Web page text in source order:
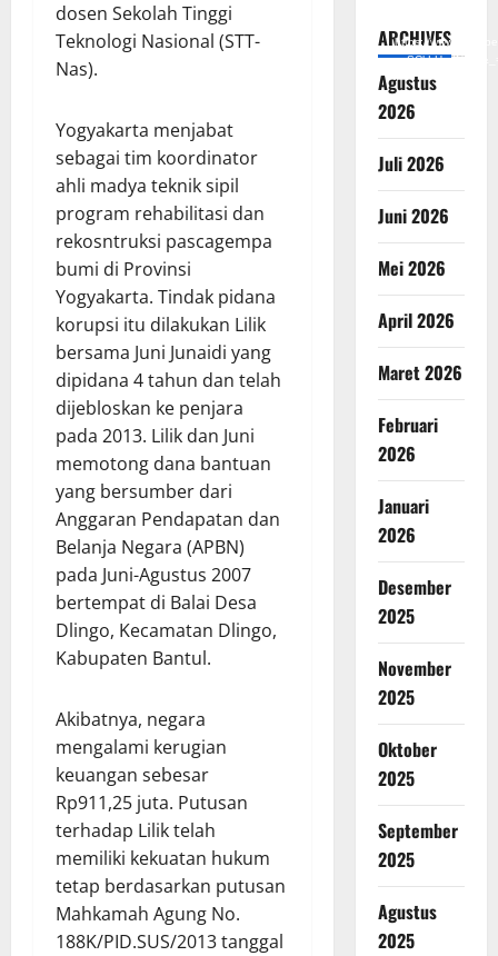
dosen Sekolah Tinggi
Teknologi Nasional (STT-
Nas).
Yogyakarta menjabat
sebagai tim koordinator
ahli madya teknik sipil
program rehabilitasi dan
rekosntruksi pascagempa
bumi di Provinsi
Yogyakarta. Tindak pidana
korupsi itu dilakukan Lilik
bersama Juni Junaidi yang
dipidana 4 tahun dan telah
dijebloskan ke penjara
pada 2013. Lilik dan Juni
memotong dana bantuan
yang bersumber dari
Anggaran Pendapatan dan
Belanja Negara (APBN)
pada Juni-Agustus 2007
bertempat di Balai Desa
Dlingo, Kecamatan Dlingo,
Kabupaten Bantul.
Akibatnya, negara
mengalami kerugian
keuangan sebesar
Rp911,25 juta. Putusan
terhadap Lilik telah
memiliki kekuatan hukum
tetap berdasarkan putusan
Mahkamah Agung No.
188K/PID.SUS/2013 tanggal
https://
ARCHIVES
Agustus
2026
Juli 2026
Juni 2026
Mei 2026
April 2026
Maret 2026
Februari
2026
Januari
2026
Desember
2025
November
2025
Oktober
2025
September
2025
Agustus
2025